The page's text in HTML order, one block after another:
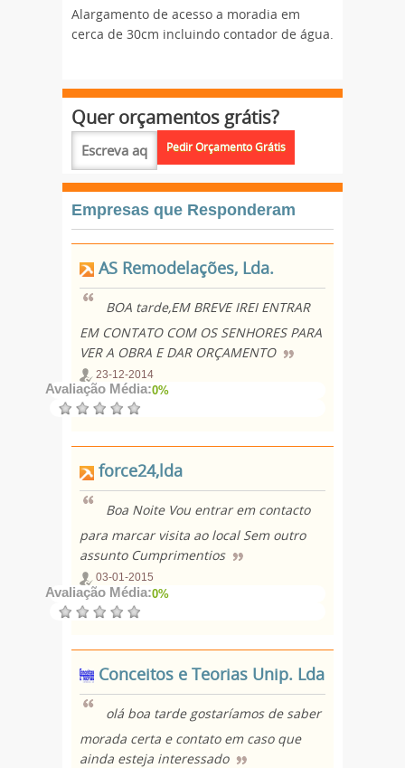
Alargamento de acesso a moradia em
cerca de 30cm incluindo contador de água.
Quer orçamentos grátis?
Empresas que Responderam
AS Remodelações, Lda.
BOA tarde,EM BREVE IREI ENTRAR
EM CONTATO COM OS SENHORES PARA
VER A OBRA E DAR ORÇAMENTO
23-12-2014
Avaliação Média:0%
force24,lda
Boa Noite Vou entrar em contacto
para marcar visita ao local Sem outro
assunto Cumprimentios
03-01-2015
Avaliação Média:0%
Conceitos e Teorias Unip. Lda
olá boa tarde gostaríamos de saber
morada certa e contato em caso que
ainda esteja interessado